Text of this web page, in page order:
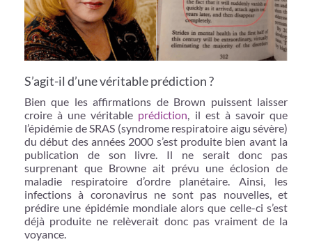
S’agit-il d’une véritable prédiction ?
Bien que les affirmations de Brown puissent laisser
croire à une véritable prédiction, il est à savoir que
l’épidémie de SRAS (syndrome respiratoire aigu sévère)
du début des années 2000 s’est produite bien avant la
publication de son livre. Il ne serait donc pas
surprenant que Browne ait prévu une éclosion de
maladie respiratoire d’ordre planétaire. Ainsi, les
infections à coronavirus ne sont pas nouvelles, et
prédire une épidémie mondiale alors que celle-ci s’est
déjà produite ne relèverait donc pas vraiment de la
voyance.